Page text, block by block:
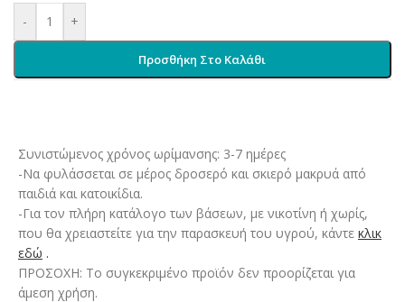
- +
Προσθήκη Στο Καλάθι
Συνιστώμενος χρόνος ωρίμανσης: 3-7 ημέρες
-Να φυλάσσεται σε μέρος δροσερό και σκιερό μακρυά από
παιδιά και κατοικίδια.
-Για τον πλήρη κατάλογο των βάσεων, με νικοτίνη ή χωρίς,
που θα χρειαστείτε για την παρασκευή του υγρού, κάντε κλικ
εδώ .
ΠΡΟΣΟΧΗ: Το συγκεκριμένο προϊόν δεν προορίζεται για
άμεση χρήση.